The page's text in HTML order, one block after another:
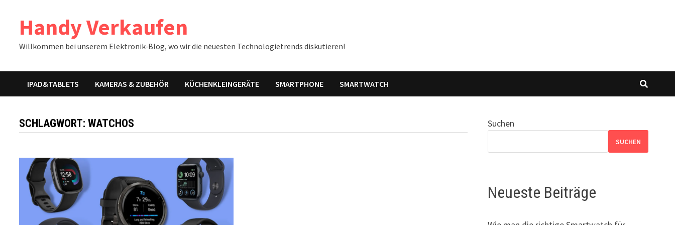
Inhalt
springenHandy Verkaufen
Willkommen bei unserem Elektronik-Blog, wo wir die neuesten Technologietrends diskutieren!
IPAD&TABLETS KAMERAS & ZUBEHÖR KÜCHENKLEINGERÄTE SMARTPHONE SMARTWATCH
SCHLAGWORT:WATCHOS Suchen
SUCHEN
Neueste Beiträge